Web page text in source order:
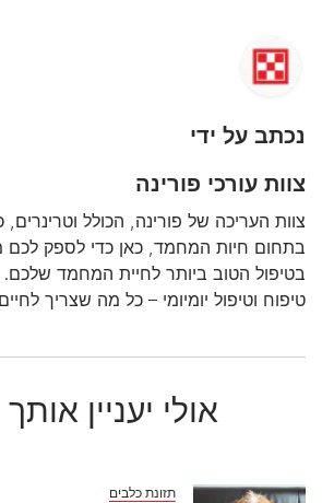
נכתב על ידי
צוות עורכי פורינה
צוות העריכה של פורינה, הכולל וטרינרים,
בתחום חיות המחמד, כאן כדי לספק לכם
בטיפול הטוב ביותר לחיית המחמד שלכם.
טיפוח וטיפול יומיומי – כל מה שצריך
אולי יעניין
תזונת כלבים